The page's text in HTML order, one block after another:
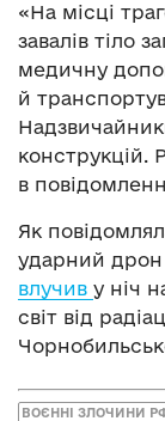
«На місці
завалів тіло
медичну
й
конструкцій.
в
Як
ударний
влучив у ніч
світ від
ВОЄННІ ЗЛОЧИНИ